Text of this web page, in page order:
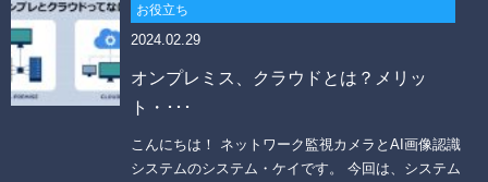
お役立ち
2024.02.29
オンプレミス、クラウドとは？メリッ
ト・･･･
こんにちは！ ネットワーク監視カメラとAI画像認識
システムのシステム・ケイです。 今回は、システム